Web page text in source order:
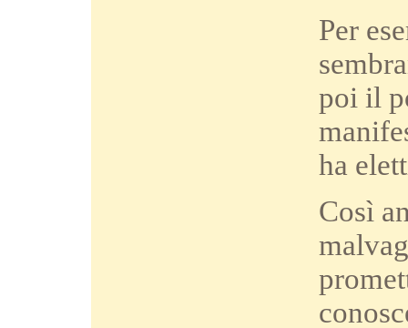
Per
poi il
ha
Così